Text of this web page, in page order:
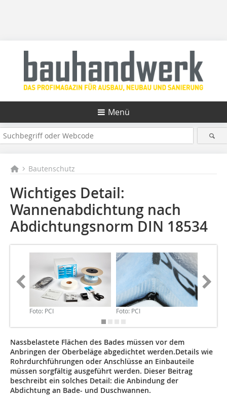
Menü
Bautenschutz
Wichtiges Detail:
Wannenabdichtung nach
Abdichtungsnorm DIN 18534
Foto: PCI Foto: PCI
Nassbelastete Flächen des Bades müssen vor dem
Anbringen der Oberbeläge abgedichtet werden.Details wie
Rohrdurchführungen oder Anschlüsse an Einbauteile
müssen sorgfältig ausgeführt werden. Dieser Beitrag
beschreibt ein solches Detail: die Anbindung der
Abdichtung an Bade- und Duschwannen.